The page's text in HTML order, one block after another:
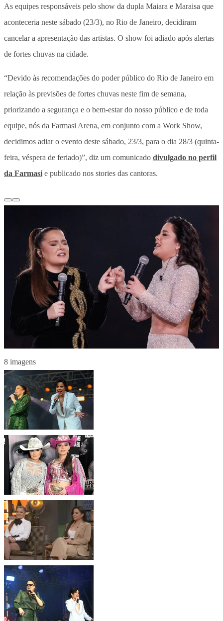
As equipes responsáveis pelo show da dupla Maiara e Maraisa que
aconteceria neste sábado (23/3), no Rio de Janeiro, decidiram
cancelar a apresentação das artistas. O show foi adiado após alertas
de fortes chuvas na cidade.
“Devido às recomendações do poder público do Rio de Janeiro em
relação às previsões de fortes chuvas neste fim de semana,
priorizando a segurança e o bem-estar do nosso público e de toda
equipe, nós da Farmasi Arena, em conjunto com a Work Show,
decidimos adiar o evento deste sábado, 23/3, para o dia 28/3 (quinta-
feira, véspera de feriado)”, diz um comunicado divulgado no perfil
da Farmasi e publicado nos stories das cantoras.
8 imagens